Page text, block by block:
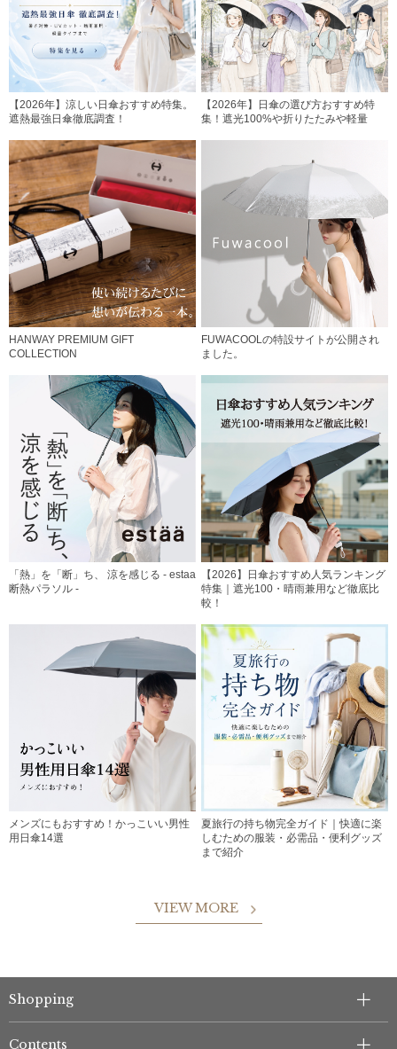
【2026年】涼しい日傘おすすめ特集。
遮熱最強日傘徹底調査！
【2026年】日傘の選び方おすすめ特
集！遮光100%や折りたたみや軽量
HANWAY PREMIUM GIFT
COLLECTION
FUWACOOLの特設サイトが公開され
ました。
「熱」を「断」ち、 涼を感じる - estaa
断熱パラソル -
【2026】日傘おすすめ人気ランキング
特集｜遮光100・晴雨兼用など徹底比
較！
メンズにもおすすめ！かっこいい男性
用日傘14選
夏旅行の持ち物完全ガイド｜快適に楽
しむための服装・必需品・便利グッズ
まで紹介
VIEW MORE
Shopping
Contents